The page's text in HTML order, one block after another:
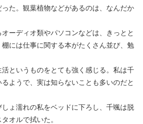
た。観葉植物などがあるのは、なんだか
ーディオ類やパソコンなどは、きっとと
には仕事に関する本がたくさん並び、勉
というものをとても強く感じる。私は千
ようで、実は知らないことも多いのだと
ょ濡れの私をベッドに下ろし、千颯は脱
オルで拭いた。